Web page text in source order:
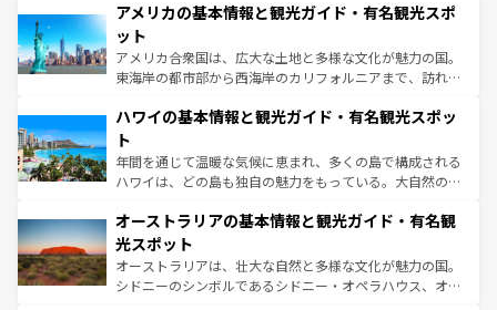
ンツ一覧を参照してほしい。
の建物がそのまま残る町や、スイスならではのユニークな
博物館もあり、アルプス観光だけでなく町歩きも満喫する
ことができる。国民の所得が高いため物価も高いが、旅行
者向けの交通パス提供のサービスもあり、うまく活用すれ
着のスイス情報はコンテンツ一覧を参照してほしい。
アメリカの基本情報と観光ガイド・有名観光スポ
ット
アメリカ合衆国は、広大な土地と多様な文化が魅力の国。
東海岸の都市部から西海岸のカリフォルニアまで、訪れる
のような巨大都市は、観光、ショッピング、エンターテイ
ンメントが詰まった刺激的なスポットだ。一方、アメリカ
西部には大自然が広がり、グランドキャニオンやイエロー
ストーン国立公園といった絶景が堪能できる。さらに、南
文化が魅力。旅行者はアメリカの各地域で異なる魅力を楽
しみながら、その多様性と豊かな歴史を感じることができ
るだろう。車でのロードトリップや列車の旅も、アメリカ
ならではの贅沢な旅のスタイルだ。 なお、新着のアメリカ
情報は コンテンツ一覧 を参照してほしい。
ハワイの基本情報と観光ガイド・有名観光スポッ
ト
年間を通じて温暖な気候に恵まれ、多くの島で構成される
ハワイは、どの島も独自の魅力をもっている。大自然の神
ワイ島は見逃せない。また、定番の観光地といえばオアフ
島だが、静かな自然を求めるならマウイ島やカウアイ島が
おすすめ。エメラルドグリーンに輝く海をはじめ、豊かな
文化や歴史が息づいている。「アロハスピリット」と呼ば
オーストラリアの基本情報と観光ガイド・有名観
光スポット
オーストラリアは、壮大な自然と多様な文化が魅力の国。
シドニーのシンボルであるシドニー・オペラハウス、オー